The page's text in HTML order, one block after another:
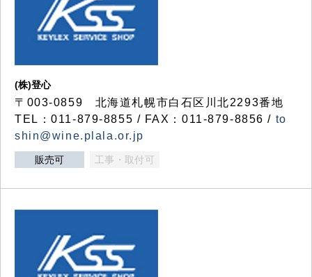
(株)登心
〒003-0859 北海道札幌市白石区川北2293番地
TEL：011-879-8855 / FAX：011-879-8856 / to
shin@wine.plala.or.jp
販売可 工事・取付可